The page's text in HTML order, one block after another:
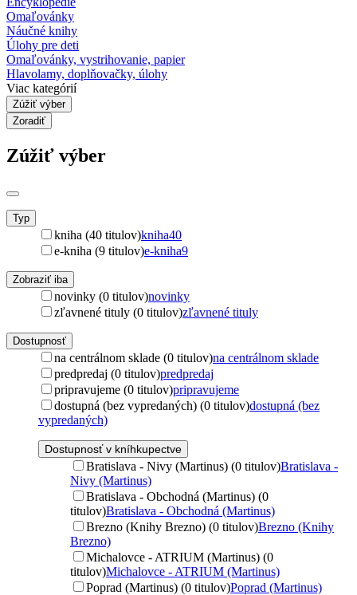
Omaľovánky
Náučné knihy
Úlohy pre deti
Omaľovánky, vystrihovanie, papier
Hlavolamy, doplňovačky, úlohy
Viac kategórií
Zúžiť výber
Zoradiť
Zúžiť výber
Typ
kniha (40 titulov)kniha40
e-kniha (9 titulov)e-kniha9
Zobraziť iba
novinky (0 titulov)novinky
zľavnené tituly (0 titulov)zľavnené tituly
Dostupnosť
na centrálnom sklade (0 titulov)na centrálnom sklade
predpredaj (0 titulov)predpredaj
pripravujeme (0 titulov)pripravujeme
dostupná (bez vypredaných) (0 titulov)dostupná (bez
vypredaných)
Dostupnosť v kníhkupectve
Bratislava - Nivy (Martinus) (0 titulov)Bratislava -
Nivy (Martinus)
Bratislava - Obchodná (Martinus) (0
titulov)Bratislava - Obchodná (Martinus)
Brezno (Knihy Brezno) (0 titulov)Brezno (Knihy
Brezno)
Michalovce - ATRIUM (Martinus) (0
titulov)Michalovce - ATRIUM (Martinus)
Poprad (Martinus) (0 titulov)Poprad (Martinus)